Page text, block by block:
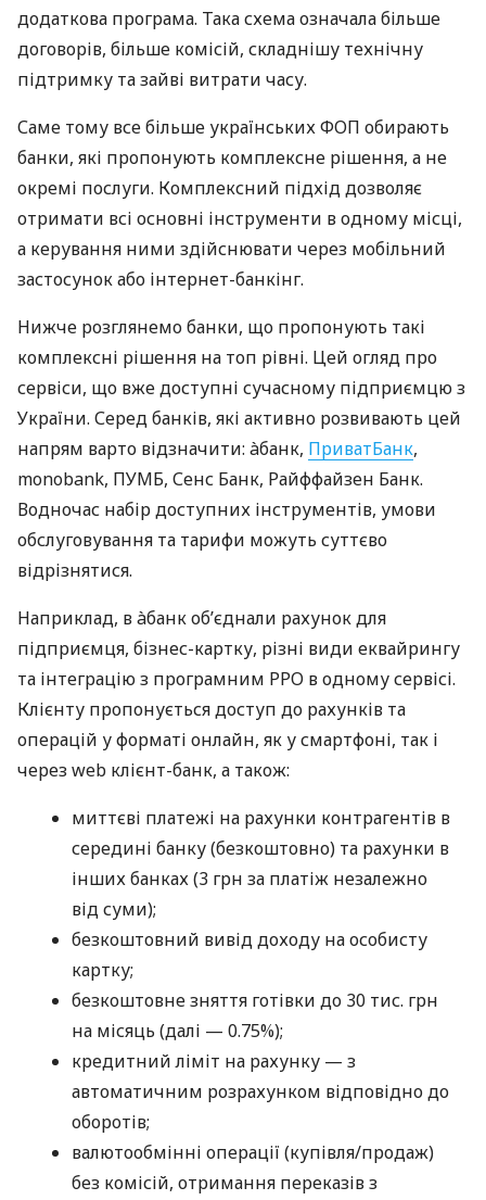
додаткова програма. Така схема означала більше
договорів, більше комісій, складнішу технічну
підтримку та зайві витрати часу.
Саме тому все більше українських ФОП обирають
банки, які пропонують комплексне рішення, а не
окремі послуги. Комплексний підхід дозволяє
отримати всі основні інструменти в одному місці,
а керування ними здійснювати через мобільний
застосунок або інтернет-банкінг.
Нижче розглянемо банки, що пропонують такі
комплексні рішення на топ рівні. Цей огляд про
сервіси, що вже доступні сучасному підприємцю з
України. Серед банків, які активно розвивають цей
напрям варто відзначити: àбанк, ПриватБанк,
monobank, ПУМБ, Сенс Банк, Райффайзен Банк.
Водночас набір доступних інструментів, умови
обслуговування та тарифи можуть суттєво
відрізнятися.
Наприклад, в àбанк об’єднали рахунок для
підприємця, бізнес-картку, різні види еквайрингу
та інтеграцію з програмним РРО в одному сервісі.
Клієнту пропонується доступ до рахунків та
операцій у форматі онлайн, як у смартфоні, так і
через web клієнт-банк, а також:
миттєві платежі на рахунки контрагентів в
середині банку (безкоштовно) та рахунки в
інших банках (3 грн за платіж незалежно
від суми);
безкоштовний вивід доходу на особисту
картку;
безкоштовне зняття готівки до 30 тис. грн
на місяць (далі — 0.75%);
кредитний ліміт на рахунку — з
автоматичним розрахунком відповідно до
оборотів;
валютообмінні операції (купівля/продаж)
без комісій, отримання переказів з